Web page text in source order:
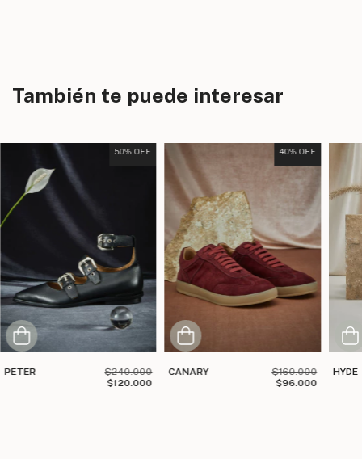
También te puede interesar
50% OFF
PETER
$240.000
$120.000
40% OFF
CANARY
$160.000
$96.000
HYDE